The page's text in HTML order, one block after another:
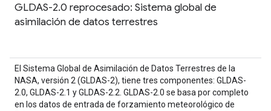
GLDAS-2.0 reprocesado: Sistema global de
asimilación de datos terrestres
El Sistema Global de Asimilación de Datos Terrestres de la
NASA, versión 2 (GLDAS-2), tiene tres componentes: GLDAS-
2.0, GLDAS-2.1 y GLDAS-2.2. GLDAS-2.0 se basa por completo
en los datos de entrada de forzamiento meteorológico de